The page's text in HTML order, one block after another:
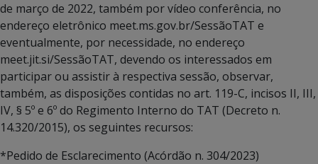
de março de 2022, também por vídeo conferência, no
endereço eletrônico meet.ms.gov.br/SessãoTAT e
eventualmente, por necessidade, no endereço
meet.jit.si/SessãoTAT, devendo os interessados em
participar ou assistir à respectiva sessão, observar,
também, as disposições contidas no art. 119-C, incisos II, III,
IV, § 5º e 6º do Regimento Interno do TAT (Decreto n.
14.320/2015), os seguintes recursos:
*Pedido de Esclarecimento (Acórdão n. 304/2023)